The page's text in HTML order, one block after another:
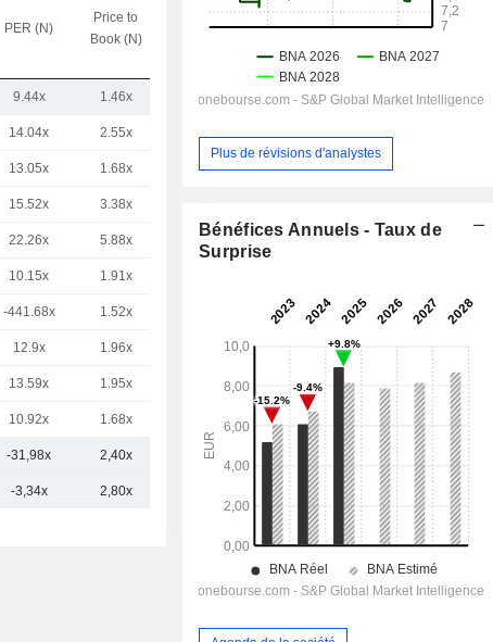
PER (N)
Price to
Book (N)
VE / CA (N)
9.44x 1.46x -
14.04x 2.55x
13.05x 1.68x 3.07x
15.52x 3.38x
22.26x 5.88x 3.81x
10.15x 1.91x
-441.68x 1.52x
12.9x 1.96x
13.59x 1.95x
10.92x 1.68x
-31,98x 2,40x 2,44x
-3,34x 2,80x
Plus de révisions d'analystes
Bénéfices Annuels - Taux de
Surprise